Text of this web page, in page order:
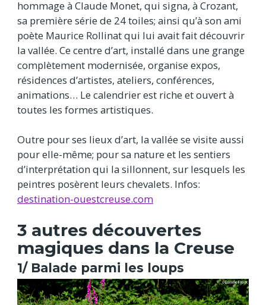
hommage à Claude Monet, qui signa, à Crozant,
sa première série de 24 toiles; ainsi qu’à son ami
poète Maurice Rollinat qui lui avait fait découvrir
la vallée. Ce centre d’art, installé dans une grange
complètement modernisée, organise expos,
résidences d’artistes, ateliers, conférences,
animations… Le calendrier est riche et ouvert à
toutes les formes artistiques.
Outre pour ses lieux d’art, la vallée se visite aussi
pour elle-même; pour sa nature et les sentiers
d’interprétation qui la sillonnent, sur lesquels les
peintres posèrent leurs chevalets. Infos:
destination-ouestcreuse.com
3 autres découvertes
magiques dans la Creuse
1/ Balade parmi les loups